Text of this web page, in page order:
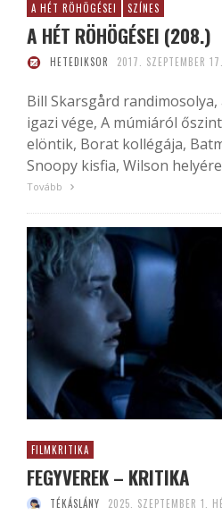
A HÉT RÖHÖGÉSEI SZÍNES
A HÉT RÖHÖGÉSEI (208.)
HETEDIKSOR 2017. SZEPTEMBER
Bill Skarsgård
igazi vége, A múmiáról
elöntik, Borat kollégája,
Snoopy kisfia, Wilson helyére
Tovább
FILMKRITIKA
FEGYVEREK – KRITIKA
TÉKÁSLÁNY 2025. SZEPTEMBER 1.